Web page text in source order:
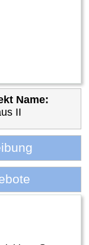
Name:
II